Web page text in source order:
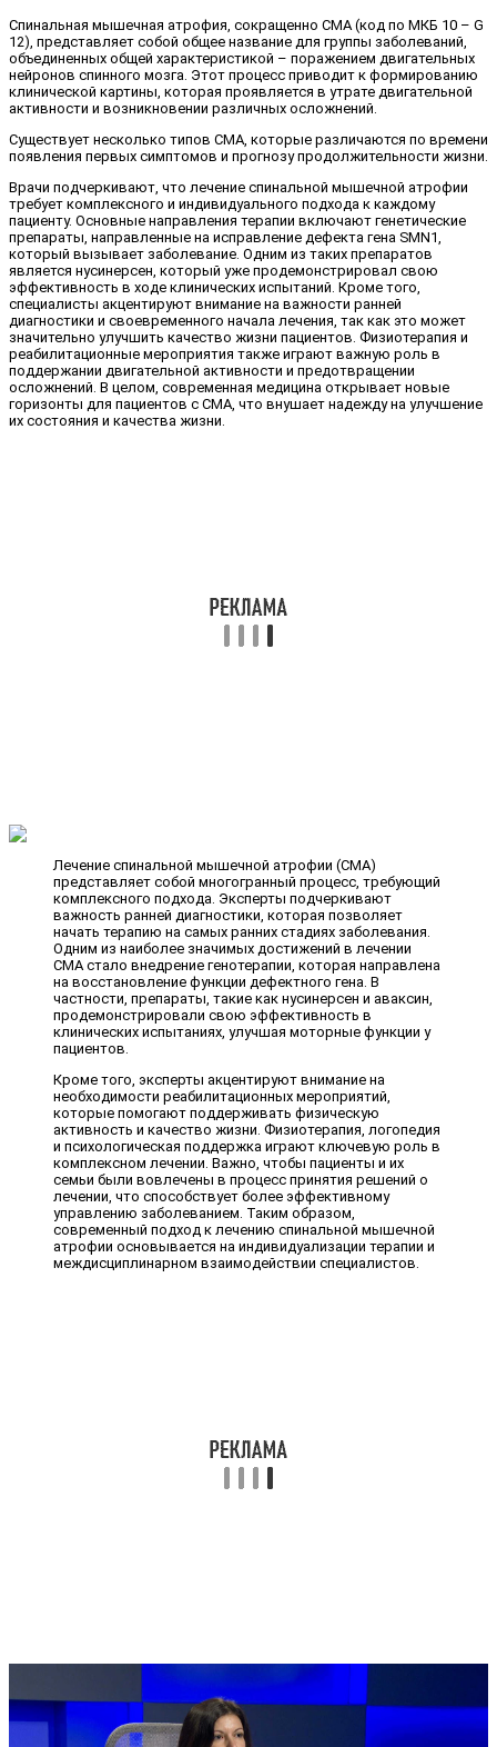
Спинальная мышечная атрофия, сокращенно СМА (код по МКБ 10 – G
12), представляет собой общее название для группы заболеваний,
объединенных общей характеристикой – поражением двигательных
нейронов спинного мозга. Этот процесс приводит к формированию
клинической картины, которая проявляется в утрате двигательной
активности и возникновении различных осложнений.
Существует несколько типов СМА, которые различаются по времени
появления первых симптомов и прогнозу продолжительности жизни.
Врачи подчеркивают, что лечение спинальной мышечной атрофии
требует комплексного и индивидуального подхода к каждому
пациенту. Основные направления терапии включают генетические
препараты, направленные на исправление дефекта гена SMN1,
который вызывает заболевание. Одним из таких препаратов
является нусинерсен, который уже продемонстрировал свою
эффективность в ходе клинических испытаний. Кроме того,
специалисты акцентируют внимание на важности ранней
диагностики и своевременного начала лечения, так как это может
значительно улучшить качество жизни пациентов. Физиотерапия и
реабилитационные мероприятия также играют важную роль в
поддержании двигательной активности и предотвращении
осложнений. В целом, современная медицина открывает новые
горизонты для пациентов с СМА, что внушает надежду на улучшение
их состояния и качества жизни.
Лечение спинальной мышечной атрофии (СМА)
представляет собой многогранный процесс, требующий
комплексного подхода. Эксперты подчеркивают
важность ранней диагностики, которая позволяет
начать терапию на самых ранних стадиях заболевания.
Одним из наиболее значимых достижений в лечении
СМА стало внедрение генотерапии, которая направлена
на восстановление функции дефектного гена. В
частности, препараты, такие как нусинерсен и аваксин,
продемонстрировали свою эффективность в
клинических испытаниях, улучшая моторные функции у
пациентов.
Кроме того, эксперты акцентируют внимание на
необходимости реабилитационных мероприятий,
которые помогают поддерживать физическую
активность и качество жизни. Физиотерапия, логопедия
и психологическая поддержка играют ключевую роль в
комплексном лечении. Важно, чтобы пациенты и их
семьи были вовлечены в процесс принятия решений о
лечении, что способствует более эффективному
управлению заболеванием. Таким образом,
современный подход к лечению спинальной мышечной
атрофии основывается на индивидуализации терапии и
междисциплинарном взаимодействии специалистов.